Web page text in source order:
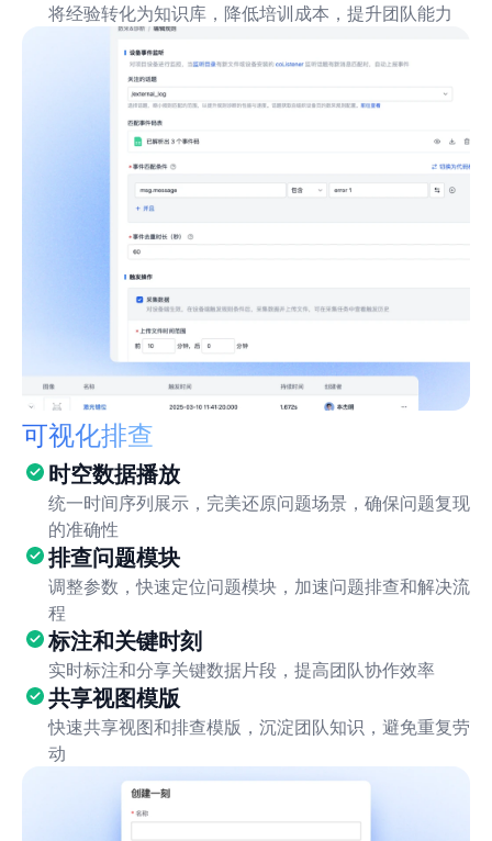
将经验转化为知识库，降低培训成本，提升团队能力
可视化排查
时空数据播放
统一时间序列展示，完美还原问题场景，确保问题复现
的准确性
排查问题模块
调整参数，快速定位问题模块，加速问题排查和解决流
程
标注和关键时刻
实时标注和分享关键数据片段，提高团队协作效率
共享视图模版
快速共享视图和排查模版，沉淀团队知识，避免重复劳
动